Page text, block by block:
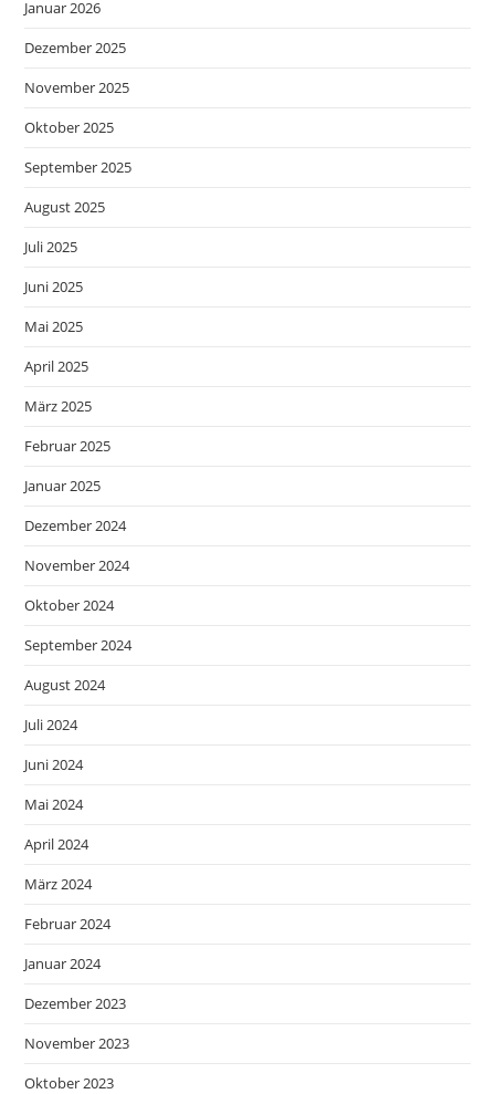
Januar 2026
Dezember 2025
November 2025
Oktober 2025
September 2025
August 2025
Juli 2025
Juni 2025
Mai 2025
April 2025
März 2025
Februar 2025
Januar 2025
Dezember 2024
November 2024
Oktober 2024
September 2024
August 2024
Juli 2024
Juni 2024
Mai 2024
April 2024
März 2024
Februar 2024
Januar 2024
Dezember 2023
November 2023
Oktober 2023